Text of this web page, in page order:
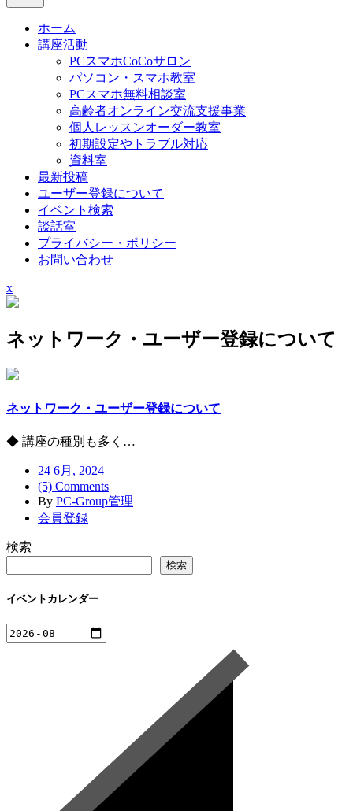
ホーム
講座活動
PCスマホCoCoサロン
パソコン・スマホ教室
PCスマホ無料相談室
高齢者オンライン交流支援事業
個人レッスンオーダー教室
初期設定やトラブル対応
資料室
最新投稿
ユーザー登録について
イベント検索
談話室
プライバシー・ポリシー
お問い合わせ
xClose
Menu
ネットワーク・ユーザー登録について
ネットワーク・ユーザー登録について
◆ 講座の種別も多く…
24 6月, 2024
(5) Comments
By PC-Group管理
会員登録
検索
検索
イベントカレンダー